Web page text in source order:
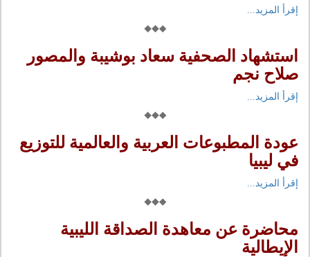
إقرأ المزيد...
استشهاد الصحفية سعاد بوشيبة والمصور
صلاح نجم
إقرأ المزيد...
عودة المطبوعات العربية والعالمية للتوزيع
في ليبيا
إقرأ المزيد...
محاضرة عن معاهدة الصداقة الليبية
الإيطالية